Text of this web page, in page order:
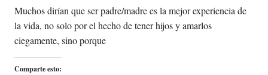
Muchos dirían que ser padre/madre es la mejor experiencia de
la vida, no solo por el hecho de tener hijos y amarlos
ciegamente, sino porque
Comparte esto: